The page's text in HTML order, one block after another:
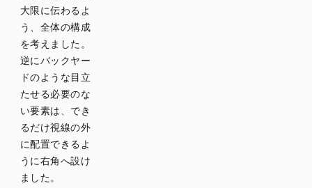
大限に伝わるよ
う、全体の構成
を考えました。
逆にバックヤー
ドのような目立
たせる必要のな
い要素は、でき
るだけ視線の外
に配置できるよ
うに右角へ設け
ました。